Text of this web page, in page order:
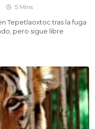
5 Mins
Tepetlaoxtoc tras la fuga
pero sigue libre